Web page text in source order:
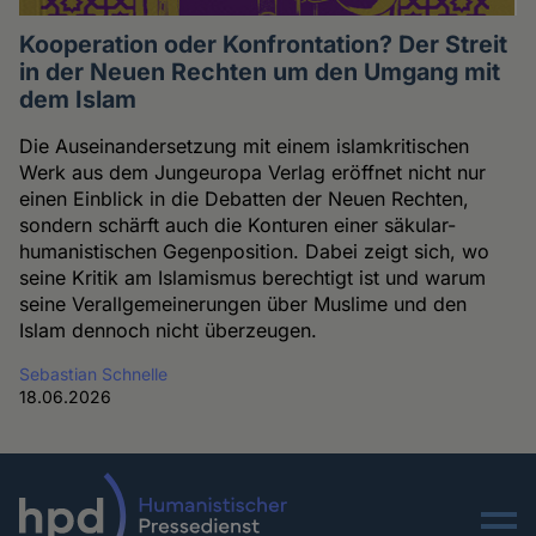
Kooperation oder Konfrontation? Der Streit
in der Neuen Rechten um den Umgang mit
dem Islam
Die Auseinandersetzung mit einem islamkritischen
Werk aus dem Jungeuropa Verlag eröffnet nicht nur
einen Einblick in die Debatten der Neuen Rechten,
sondern schärft auch die Konturen einer säkular-
humanistischen Gegenposition. Dabei zeigt sich, wo
seine Kritik am Islamismus berechtigt ist und warum
seine Verallgemeinerungen über Muslime und den
Islam dennoch nicht überzeugen.
Sebastian Schnelle
18.06.2026